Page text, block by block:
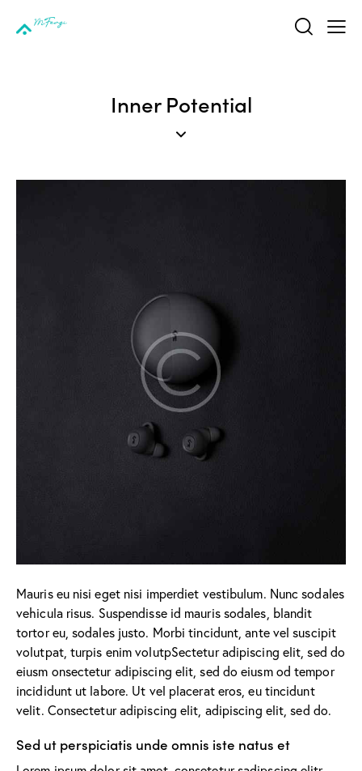
Inner Potential
Mauris eu nisi eget nisi imperdiet vestibulum. Nunc sodales
vehicula risus. Suspendisse id mauris sodales, blandit
tortor eu, sodales justo. Morbi tincidunt, ante vel suscipit
volutpat, turpis enim volutpSectetur adipiscing elit, sed do
eiusm onsectetur adipiscing elit, sed do eiusm od tempor
incididunt ut labore. Ut vel placerat eros, eu tincidunt
velit. Consectetur adipiscing elit, adipiscing elit, sed do.
Sed ut perspiciatis unde omnis iste natus et